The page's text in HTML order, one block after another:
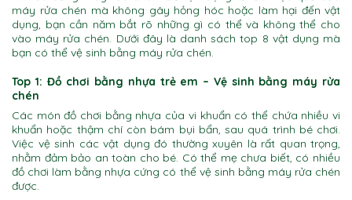
máy rửa chén mà không gây hỏng hóc hoặc làm hại đến vật
dụng, bạn cần năm bắt rõ những gì có thể và không thể cho
vào máy rửa chén. Dưới đây là danh sách top 8 vật dụng mà
bạn có thể vệ sinh bằng máy rửa chén.
Top 1: Đồ chơi bằng nhựa trẻ em – Vệ sinh bằng máy rửa
chén
Các món đồ chơi bằng nhựa của vi khuẩn có thể chứa nhiều vi
khuẩn hoặc thậm chí còn bám bụi bẩn, sau quá trình bé chơi.
Việc vệ sinh các vật dụng đó thường xuyên là rất quan trọng,
nhằm đảm bảo an toàn cho bé. Có thể mẹ chưa biết, có nhiều
đồ chơi làm bằng nhựa cứng có thể vệ sinh bằng máy rửa chén
được.